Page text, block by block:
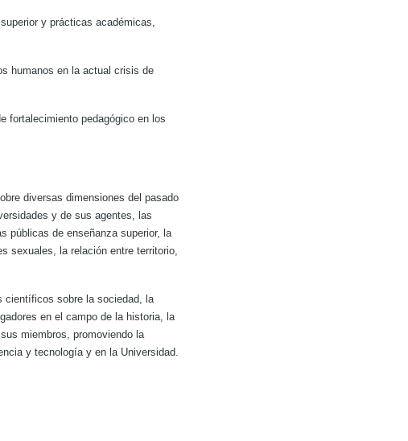
y prácticas académicas,
humanos en la actual crisis de
fortalecimiento pedagógico en los
diversas dimensiones del pasado
y de sus agentes, las
públicas de enseñanza superior, la
sexuales, la relación entre territorio,
científicos sobre la sociedad, la
en el campo de la historia, la
miembros, promoviendo la
y tecnología y en la Universidad.